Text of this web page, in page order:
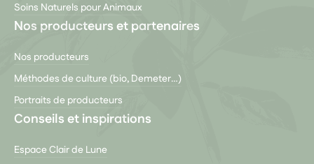
Soins Naturels pour Animaux
Nos producteurs et partenaires
Nos producteurs
Méthodes de culture (bio, Demeter…)
Portraits de producteurs
Conseils et inspirations
Espace Clair de Lune